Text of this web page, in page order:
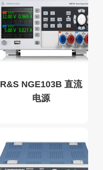
R&S NGE103B 直流
电源